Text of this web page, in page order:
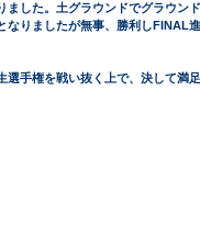
ました。土グラウンドでグラウン
りましたが無事、勝利しFINAL
手権を戦い抜く上で、決して満